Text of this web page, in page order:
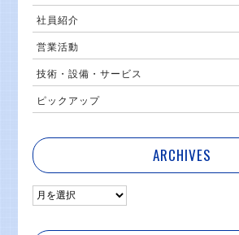
社員紹介
営業活動
技術・設備・サービス
ピックアップ
ARCHIVES